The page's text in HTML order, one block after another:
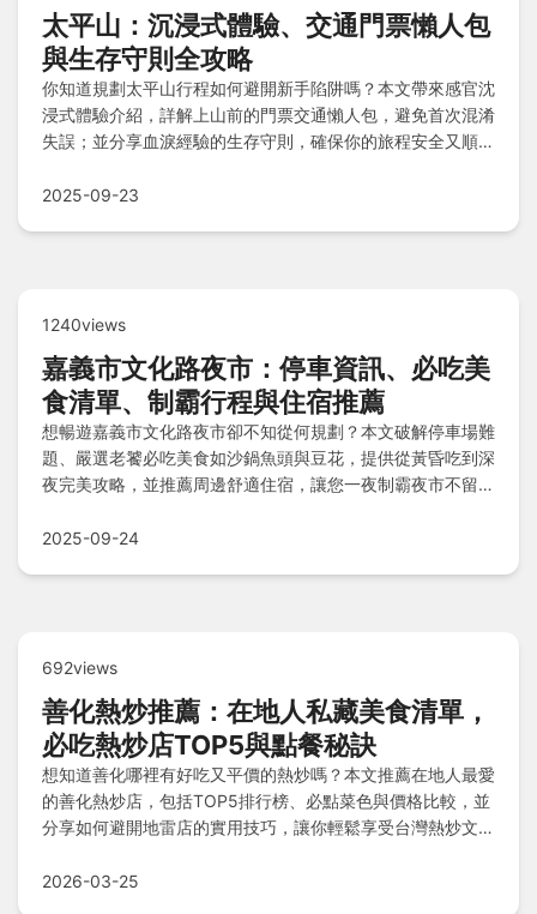
太平山：沉浸式體驗、交通門票懶人包
與生存守則全攻略
你知道規劃太平山行程如何避開新手陷阱嗎？本文帶來感官沈
浸式體驗介紹，詳解上山前的門票交通懶人包，避免首次混淆
失誤；並分享血淚經驗的生存守則，確保你的旅程安全又順
2025-09-23
1240views
嘉義市文化路夜市：停車資訊、必吃美
食清單、制霸行程與住宿推薦
想暢遊嘉義市文化路夜市卻不知從何規劃？本文破解停車場難
題、嚴選老饕必吃美食如沙鍋魚頭與豆花，提供從黃昏吃到深
夜完美攻略，並推薦周邊舒適住宿，讓您一夜制霸夜市不留遺
2025-09-24
692views
善化熱炒推薦：在地人私藏美食清單，
必吃熱炒店TOP5與點餐秘訣
想知道善化哪裡有好吃又平價的熱炒嗎？本文推薦在地人最愛
的善化熱炒店，包括TOP5排行榜、必點菜色與價格比較，並
分享如何避開地雷店的實用技巧，讓你輕鬆享受台灣熱炒文
2026-03-25